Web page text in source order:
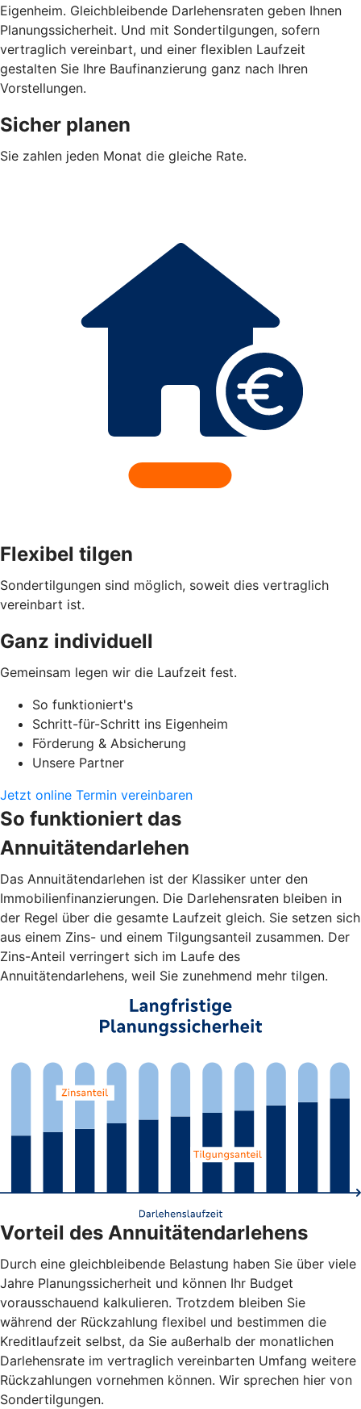
Eigenheim. Gleichbleibende Darlehensraten geben Ihnen
Planungssicherheit. Und mit Sondertilgungen, sofern
vertraglich vereinbart, und einer flexiblen Laufzeit
gestalten Sie Ihre Baufinanzierung ganz nach Ihren
Vorstellungen.
Sicher planen
Sie zahlen jeden Monat die gleiche Rate.
Flexibel tilgen
Sondertilgungen sind möglich, soweit dies vertraglich
vereinbart ist.
Ganz individuell
Gemeinsam legen wir die Laufzeit fest.
So funktioniert's
Schritt-für-Schritt ins Eigenheim
Förderung & Absicherung
Unsere Partner
Jetzt online Termin vereinbaren
So funktioniert das
Annuitätendarlehen
Das Annuitätendarlehen ist der Klassiker unter den
Immobilienfinanzierungen. Die Darlehensraten bleiben in
der Regel über die gesamte Laufzeit gleich. Sie setzen sich
aus einem Zins- und einem Tilgungsanteil zusammen. Der
Zins-Anteil verringert sich im Laufe des
Annuitätendarlehens, weil Sie zunehmend mehr tilgen.
Vorteil des Annuitätendarlehens
Durch eine gleichbleibende Belastung haben Sie über viele
Jahre Planungssicherheit und können Ihr Budget
vorausschauend kalkulieren. Trotzdem bleiben Sie
während der Rückzahlung flexibel und bestimmen die
Kreditlaufzeit selbst, da Sie außerhalb der monatlichen
Darlehensrate im vertraglich vereinbarten Umfang weitere
Rückzahlungen vornehmen können. Wir sprechen hier von
Sondertilgungen.